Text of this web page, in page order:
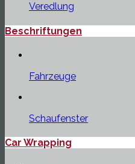
Veredlung
Beschriftungen
Fahrzeuge
Schaufenster
Car Wrapping